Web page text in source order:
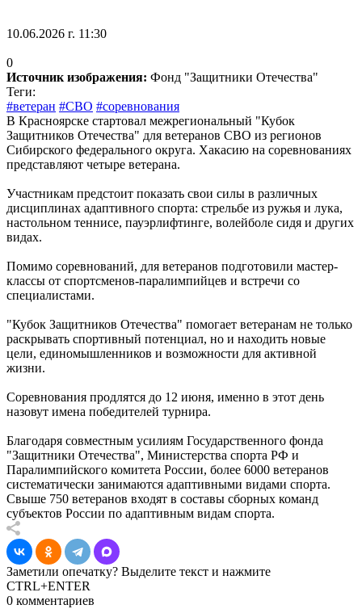
10.06.2026 г. 11:30
0
Источник изображения: Фонд "Защитники Отечества"
Теги:
#ветеран #СВО #соревнования
В Красноярске стартовал межрегиональный "Кубок
Защитников Отечества" для ветеранов СВО из регионов
Сибирского федерального округа. Хакасию на соревнованиях
представляют четыре ветерана.
Участникам предстоит показать свои силы в различных
дисциплинах адаптивного спорта: стрельбе из ружья и лука,
настольном теннисе, пауэрлифтинге, волейболе сидя и других
видах.
Помимо соревнований, для ветеранов подготовили мастер-
классы от спортсменов-паралимпийцев и встречи со
специалистами.
"Кубок Защитников Отечества" помогает ветеранам не только
раскрывать спортивный потенциал, но и находить новые
цели, единомышленников и возможности для активной
жизни.
Соревнования продлятся до 12 июня, именно в этот день
назовут имена победителей турнира.
Благодаря совместным усилиям Государственного фонда
"Защитники Отечества", Министерства спорта РФ и
Паралимпийского комитета России, более 6000 ветеранов
систематически занимаются адаптивными видами спорта.
Свыше 750 ветеранов входят в составы сборных команд
субъектов России по адаптивным видам спорта.
Заметили опечатку? Выделите текст и нажмите
CTRL+ENTER
0 комментариев